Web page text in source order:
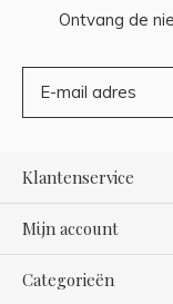
Ontvang de
Klantenservice
Mijn account
Categorieën